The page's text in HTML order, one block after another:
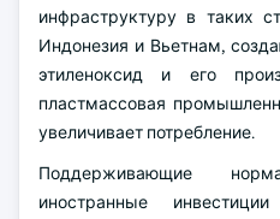
инфраструктуру в таких
Индонезия и Вьетнам,
этиленоксид и его
пластмассовая
увеличивает потребление.
Поддерживающие
иностранные